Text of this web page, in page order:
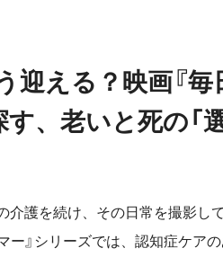
迎える？映画『
、老いと死の「
介護を続け、その日常を撮影し
ー』シリーズでは、認知症ケア